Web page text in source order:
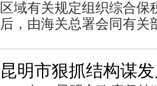
区域有关规定组织综合
后，由海关总署会同有关
昆明市狠抓结构谋